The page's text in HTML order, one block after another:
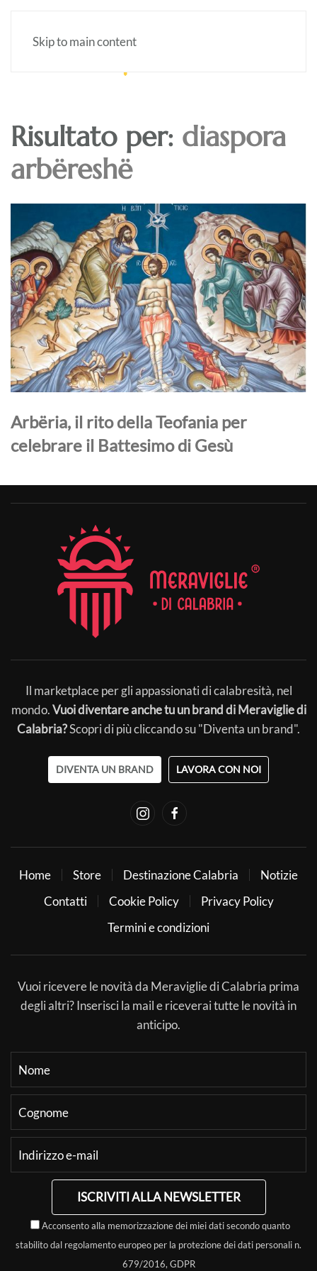
Skip to main content
Risultato per: diaspora
arbëreshë
Arbëria, il rito della Teofania per
celebrare il Battesimo di Gesù
Il marketplace per gli appassionati di calabresità, nel
mondo.Vuoi diventare anche tu un brand di Meraviglie di
Calabria?Scopri di più cliccando su "Diventa un brand".
DIVENTA UN BRAND LAVORA CON NOI
Home Store Destinazione Calabria
Notizie
Contatti
Cookie Policy
Privacy Policy
Termini e condizioni
Vuoi ricevere le novità da Meraviglie di Calabria prima
degli altri? Inserisci la mail e riceverai tutte le novità in
anticipo.
ISCRIVITI ALLA NEWSLETTER
Acconsento alla memorizzazione dei miei dati secondo quanto
stabilito dal regolamento europeo per la protezione dei dati personali n.
679/2016, GDPR